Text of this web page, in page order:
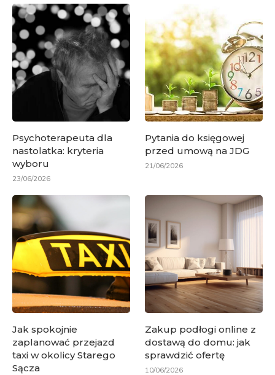
Psychoterapeuta dla
nastolatka: kryteria
wyboru
23/06/2026
Pytania do księgowej
przed umową na JDG
21/06/2026
Jak spokojnie
zaplanować przejazd
taxi w okolicy Starego
Sącza
Zakup podłogi online z
dostawą do domu: jak
sprawdzić ofertę
10/06/2026